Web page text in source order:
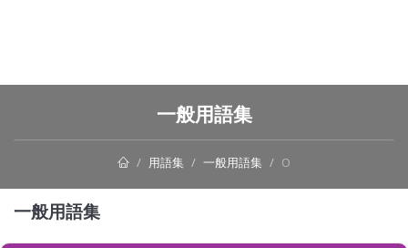
一般用語集
用語集 一般用語集 O
一般用語集